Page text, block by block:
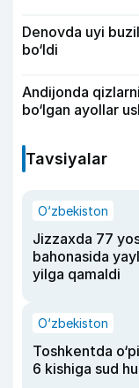
Denovda uyi
bo‘ldi
Andijonda
bo‘lgan ayollar
Tavsiyalar
O‘zbekiston
Jizzaxda 77
bahonasida
yilga qamaldi
O‘zbekiston
Toshkentda
6 kishiga sud